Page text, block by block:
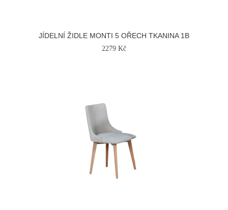
JÍDELNÍ ŽIDLE MONTI 5 OŘECH TKANINA 1B
2279 Kč